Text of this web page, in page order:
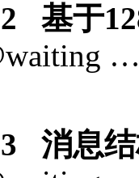
基于
消息